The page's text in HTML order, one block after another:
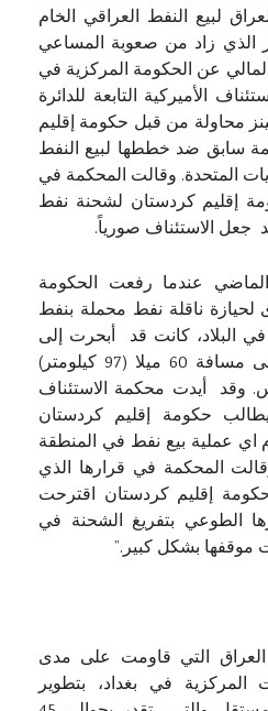
لبيع النفط العراقي الخام
الذي زاد من صعوبة المساعي
عن الحكومة المركزية في
الأميركية التابعة للدائرة
محاولة من قبل حكومة إقليم
سابق ضد خططها لبيع النفط
المتحدة. وقالت المحكمة في
إقليم كردستان لشحنة نفط
جعل الاستئناف صورياً.
عندما رفعت الحكومة
لحيازة ناقلة نفط محملة بنفط
البلاد، كانت قد أبحرت إلى
خليج المكسيك ورست على مسافة 60 ميلا (97 كيلومتر)
وقد أيدت محكمة الاستئناف
حكومة إقليم كردستان
اي عملية بيع نفط في المنطقة
المحكمة في قرارها الذي
“إن حكومة إقليم كردستان اقترحت
الطوعي بتفريغ الشحنة في
موقفها بشكل كبير.”
العراق التي قاومت على مدى
المركزية في بغداد، بتطوير